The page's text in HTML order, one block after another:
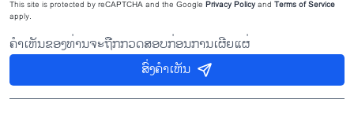
This site is protected by reCAPTCHA and the Google Privacy Policyand Terms of Service
apply.
ຄຳເຫັນຂອງທ່ານຈະຖືກກວດສອບກ່ອນການເຜີຍແຜ່
ສົ່ງຄຳເຫັນ